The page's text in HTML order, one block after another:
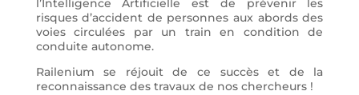
l’Intelligence Artificielle est de prévenir les
risques d’accident de personnes aux abords des
voies circulées par un train en condition de
conduite autonome.
Railenium se réjouit de ce succès et de la
reconnaissance des travaux de nos chercheurs !